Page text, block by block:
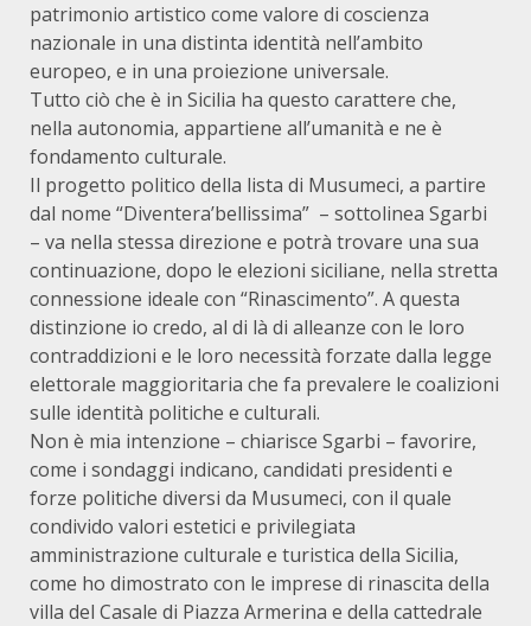
patrimonio artistico come valore di coscienza
nazionale in una distinta identità nell’ambito
europeo, e in una proiezione universale.
Tutto ciò che è in Sicilia ha questo carattere che,
nella autonomia, appartiene all’umanità e ne è
fondamento culturale.
Il progetto politico della lista di Musumeci, a partire
dal nome “Diventera’bellissima” – sottolinea Sgarbi
– va nella stessa direzione e potrà trovare una sua
continuazione, dopo le elezioni siciliane, nella stretta
connessione ideale con “Rinascimento”. A questa
distinzione io credo, al di là di alleanze con le loro
contraddizioni e le loro necessità forzate dalla legge
elettorale maggioritaria che fa prevalere le coalizioni
sulle identità politiche e culturali.
Non è mia intenzione – chiarisce Sgarbi – favorire,
come i sondaggi indicano, candidati presidenti e
forze politiche diversi da Musumeci, con il quale
condivido valori estetici e privilegiata
amministrazione culturale e turistica della Sicilia,
come ho dimostrato con le imprese di rinascita della
villa del Casale di Piazza Armerina e della cattedrale